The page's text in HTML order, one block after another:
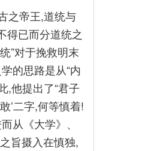
之帝王,道统与
得已而分道统之
”对于挽救明末
的思路是从“内
,他提出了“君子
’二字,何等慎着!
从《大学》、
旨摄入在慎独,